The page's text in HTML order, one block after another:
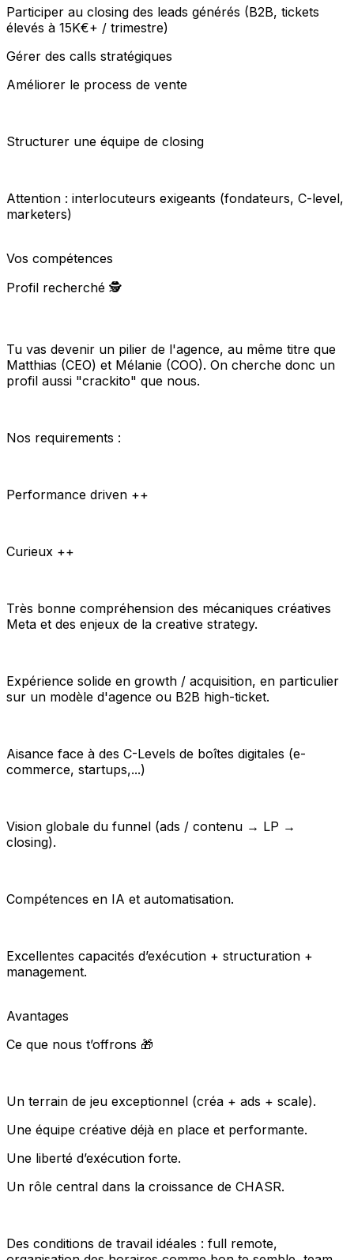
Participer au closing des leads générés (B2B, tickets
élevés à 15K€+ / trimestre)
Gérer des calls stratégiques
Améliorer le process de vente
Structurer une équipe de closing
Attention : interlocuteurs exigeants (fondateurs, C-level,
marketers)
Vos compétences
Profil recherché 🕵️
Tu vas devenir un pilier de l'agence, au même titre que
Matthias (CEO) et Mélanie (COO). On cherche donc un
profil aussi "crackito" que nous.
Nos requirements :
Performance driven ++
Curieux ++
Très bonne compréhension des mécaniques créatives
Meta et des enjeux de la creative strategy.
Expérience solide en growth / acquisition, en particulier
sur un modèle d'agence ou B2B high-ticket.
Aisance face à des C-Levels de boîtes digitales (e-
commerce, startups,...)
Vision globale du funnel (ads / contenu → LP →
closing).
Compétences en IA et automatisation.
Excellentes capacités d’exécution + structuration +
management.
Avantages
Ce que nous t’offrons 🎁
Un terrain de jeu exceptionnel (créa + ads + scale).
Une équipe créative déjà en place et performante.
Une liberté d’exécution forte.
Un rôle central dans la croissance de CHASR.
Des conditions de travail idéales : full remote,